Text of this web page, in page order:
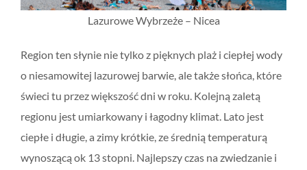
Lazurowe Wybrzeże – Nicea
Region ten słynie nie tylko z pięknych plaż i ciepłej wody
o niesamowitej lazurowej barwie, ale także słońca, które
świeci tu przez większość dni w roku. Kolejną zaletą
regionu jest umiarkowany i łagodny klimat. Lato jest
ciepłe i długie, a zimy krótkie, ze średnią temperaturą
wynoszącą ok 13 stopni. Najlepszy czas na zwiedzanie i